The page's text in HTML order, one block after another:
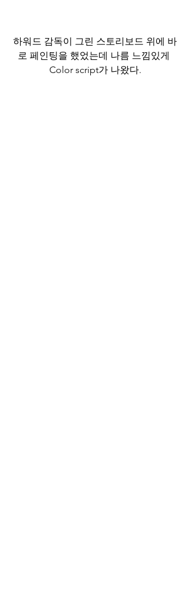
하워드 감독이 그린 스토리보드 위에 바
로 페인팅을 했었는데 나름 느낌있게
Color script가 나왔다.